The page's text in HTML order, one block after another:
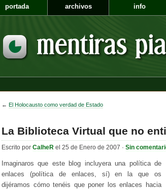
portada archivos info
← El Holocausto como verdad de Estado
La Biblioteca Virtual que no
Escrito por CalheR el 25 de Enero de 2007 · Sin
Imaginaros que este blog incluyera una política de
enlaces (política de enlaces, sí) en la que os
dijéramos cómo tenéis que poner los enlaces hacia